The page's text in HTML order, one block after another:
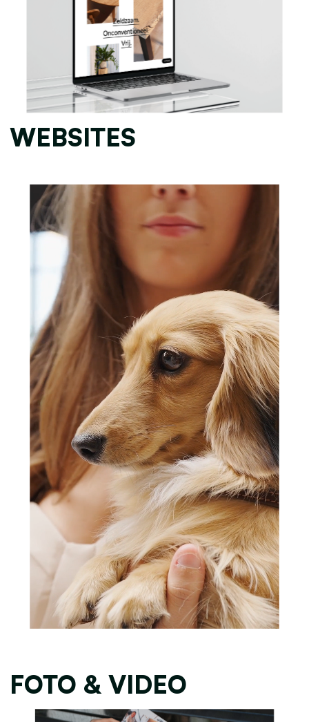
WEBSITES
FOTO & VIDEO